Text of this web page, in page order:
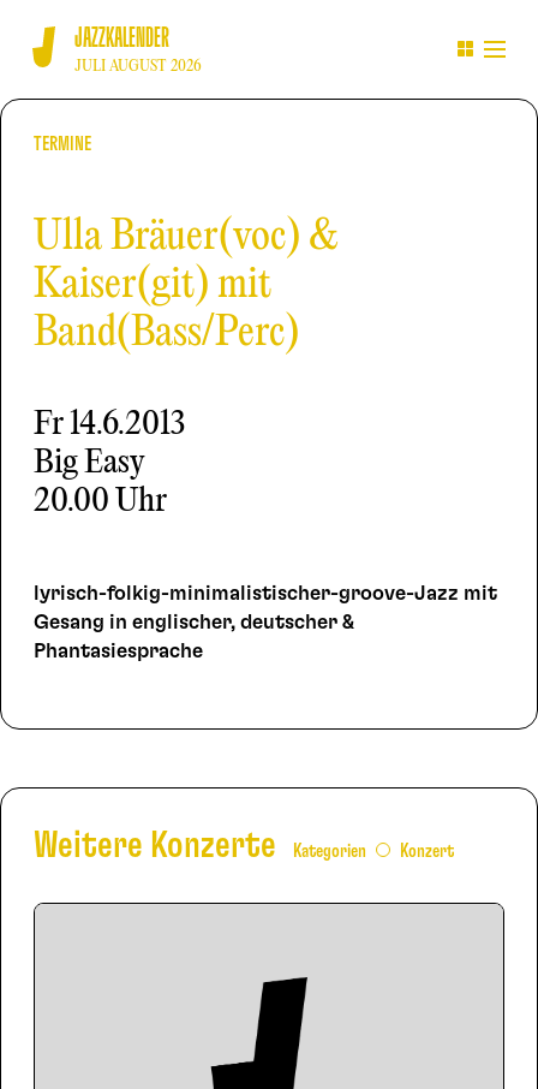
JAZZKALENDER
JULI AUGUST 2026
TERMINE
Ulla Bräuer(voc) &
Kaiser(git) mit
Band(Bass/Perc)
Fr14.6.2013
Big Easy
20.00 Uhr
lyrisch-folkig-minimalistischer-groove-Jazz mit
Gesang in englischer, deutscher &
Phantasiesprache
Weitere Konzerte Kategorien Konzert